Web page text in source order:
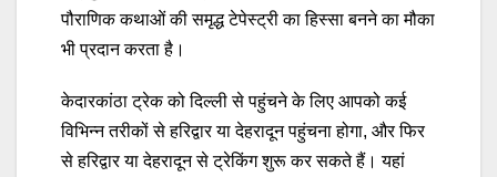
पौराणिक कथाओं की समृद्ध टेपेस्ट्री का हिस्सा बनने का मौका
भी प्रदान करता है।
केदारकांठा ट्रेक को दिल्ली से पहुंचने के लिए आपको कई
विभिन्न तरीकों से हरिद्वार या देहरादून पहुंचना होगा, और फिर
से हरिद्वार या देहरादून से ट्रेकिंग शुरू कर सकते हैं। यहां